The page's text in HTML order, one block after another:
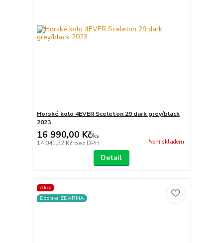
Horské kolo 4EVER Sceleton 29 dark grey/black
2023
16 990,00 Kč/ks
14 041,32 Kč bez DPH Není skladem
Detail
Akce
Doprava ZDARMA